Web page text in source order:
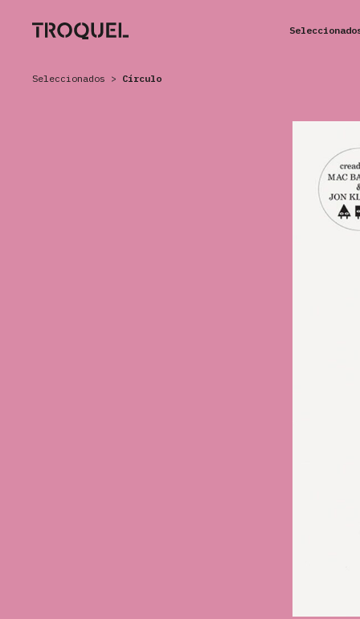
Seleccionados > Círculo